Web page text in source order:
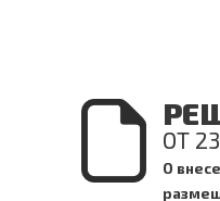
ОТ
О